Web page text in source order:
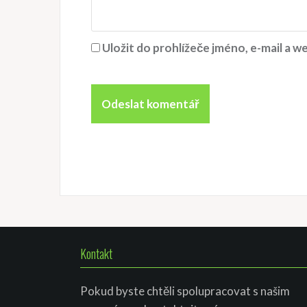
Uložit do prohlížeče jméno, e-mail a
Kontakt
Pokud byste chtěli spolupracovat s našim